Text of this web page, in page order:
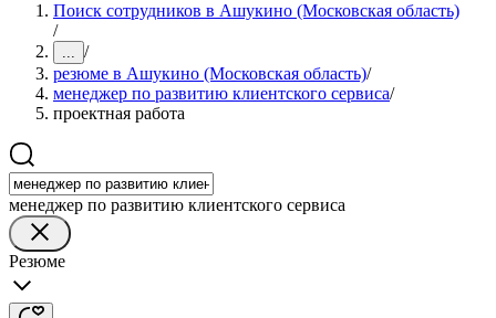
Поиск сотрудников в Ашукино (Московская область)
/
... /
резюме в Ашукино (Московская область)/
менеджер по развитию клиентского сервиса/
проектная работа
менеджер по развитию клиентского сервиса
Резюме